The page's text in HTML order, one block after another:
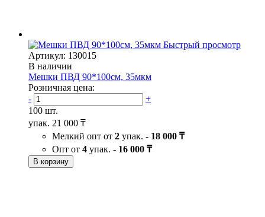
Быстрый просмотр
Артикул: 130015
В наличии
Мешки ПВД 90*100см, 35мкм
Розничная цена:
-
+
100 шт.
упак. 21 000 ₸
Мелкий опт от 2 упак. - 18 000 ₸
Опт от 4 упак. - 16 000 ₸
В корзину